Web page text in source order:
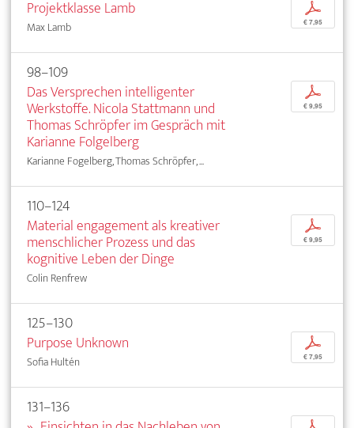
Projektklasse Lamb
Max Lamb
p
€ 7,95
98–109
Das Versprechen intelligenter
Werkstoffe. Nicola Stattmann und
Thomas Schröpfer im Gespräch mit
Karianne Folgelberg
Karianne Fogelberg, Thomas Schröpfer, ...
p
€ 9,95
110–124
Material engagement als kreativer
menschlicher Prozess und das
kognitive Leben der Dinge
Colin Renfrew
p
€ 9,95
125–130
Purpose Unknown
Sofia Hultén
p
€ 7,95
131–136